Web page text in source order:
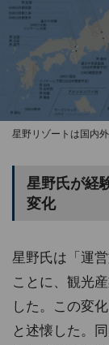
星野リゾートは国内
星野氏が経
変化
星野氏は「運
ことに、観光
した。この変
と述懐した。